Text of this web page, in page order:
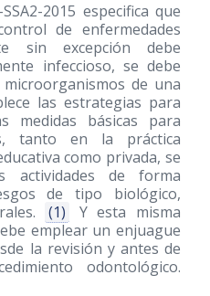
2015 especifica que
de enfermedades
sin excepción debe
infeccioso, se debe
de una
las estrategias para
medidas básicas para
tanto en la práctica
como privada, se
actividades de forma
de tipo biológico,
(1)
Y esta misma
emplear un enjuague
la revisión y antes de
odontológico.